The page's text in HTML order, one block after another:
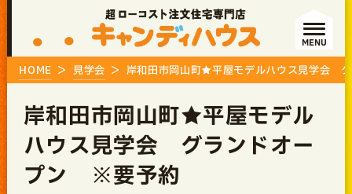
MENU
HOME 見学会 岸和田市岡山町★平屋モデルハウス見学会
岸和田市岡山町★平屋モデル
ハウス見学会 グランドオー
プン ※要予約